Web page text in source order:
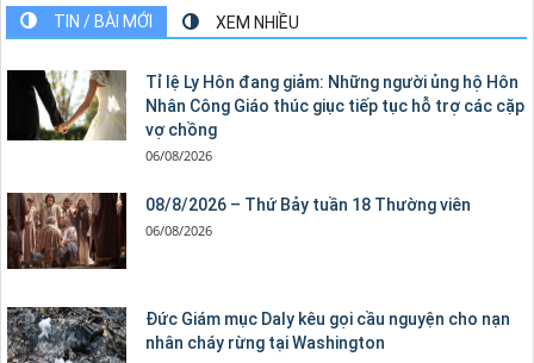
TIN / BÀI MỚI XEM NHIỀU
Tỉ lệ Ly Hôn đang giảm: Những người ủng hộ Hôn
Nhân Công Giáo thúc giục tiếp tục hỗ trợ các cặp
vợ chồng
06/08/2026
08/8/2026 – Thứ Bảy tuần 18 Thường viên
06/08/2026
Đức Giám mục Daly kêu gọi cầu nguyện cho nạn
nhân cháy rừng tại Washington